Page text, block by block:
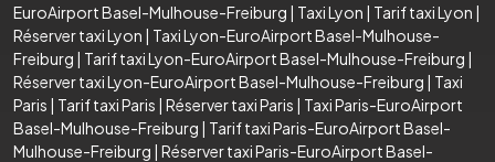
EuroAirport Basel-Mulhouse-Freiburg | Taxi Lyon | Tarif taxi Lyon |
Réserver taxi Lyon | Taxi Lyon-EuroAirport Basel-Mulhouse-
Freiburg | Tarif taxi Lyon-EuroAirport Basel-Mulhouse-Freiburg |
Réserver taxi Lyon-EuroAirport Basel-Mulhouse-Freiburg | Taxi
Paris | Tarif taxi Paris | Réserver taxi Paris | Taxi Paris-EuroAirport
Basel-Mulhouse-Freiburg | Tarif taxi Paris-EuroAirport Basel-
Mulhouse-Freiburg | Réserver taxi Paris-EuroAirport Basel-